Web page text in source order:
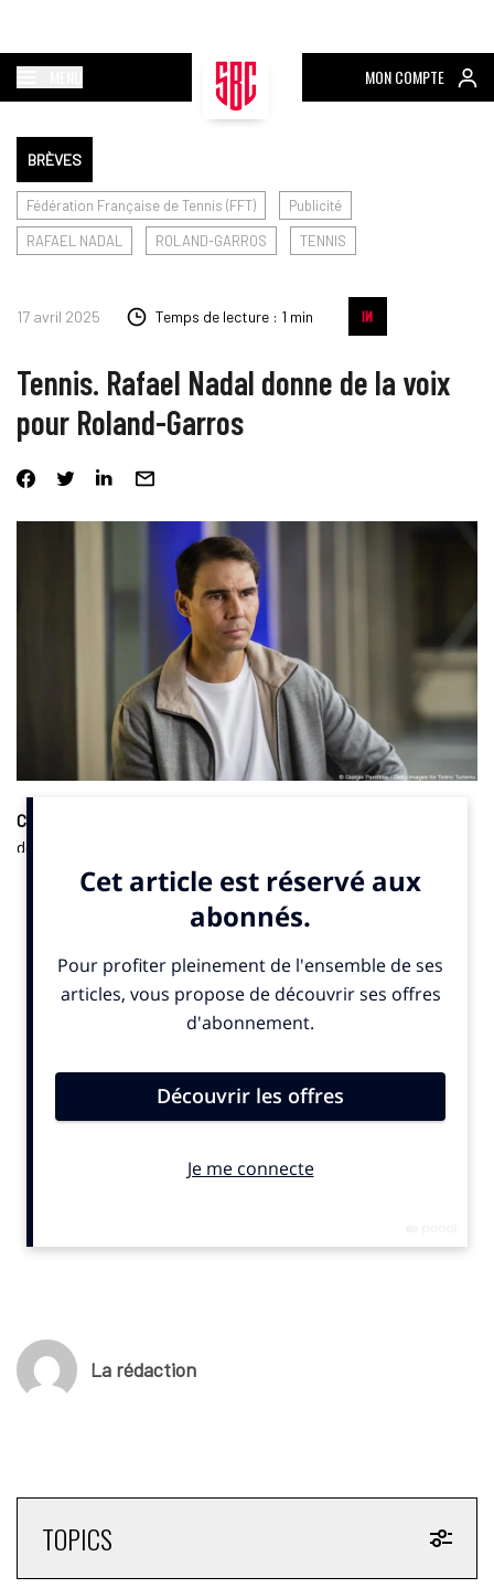
MON COMPTE
BRÈVES
Fédération Française de Tennis (FFT)
Publicité
RAFAEL NADAL
ROLAND-GARROS TENNIS
17 avril 2025 Temps de lecture : 1 min
Tennis. Rafael Nadal donne de la voix
pour Roland-Garros
Communication
décidé de rendre hommage à Rafael Nadal à l’occasion de
l’édition 2025 de Roland-Garros. L’espagnol et jeune retraité, 14
fois vainqueur des Internationaux de France de tennis, prête sa
voix au spot publicitaire qui fera la promotion du tournoi et
sera visible à partir du 12 mai prochain. Rafael Nadal
interviendra en voix off dans cette campagne en
accompagnement d’images du tournoi.
25 mai avec une cérémonie en son honneur qui se tiendra sur le
court central Philippe-Chatrier en fin d’après-midi. Rafael Nada
bénéficiera également d’uen exposition au Musée de Roland-
courts de la Porte d’Auteuil, à Paris.
La rédaction
TOPICS